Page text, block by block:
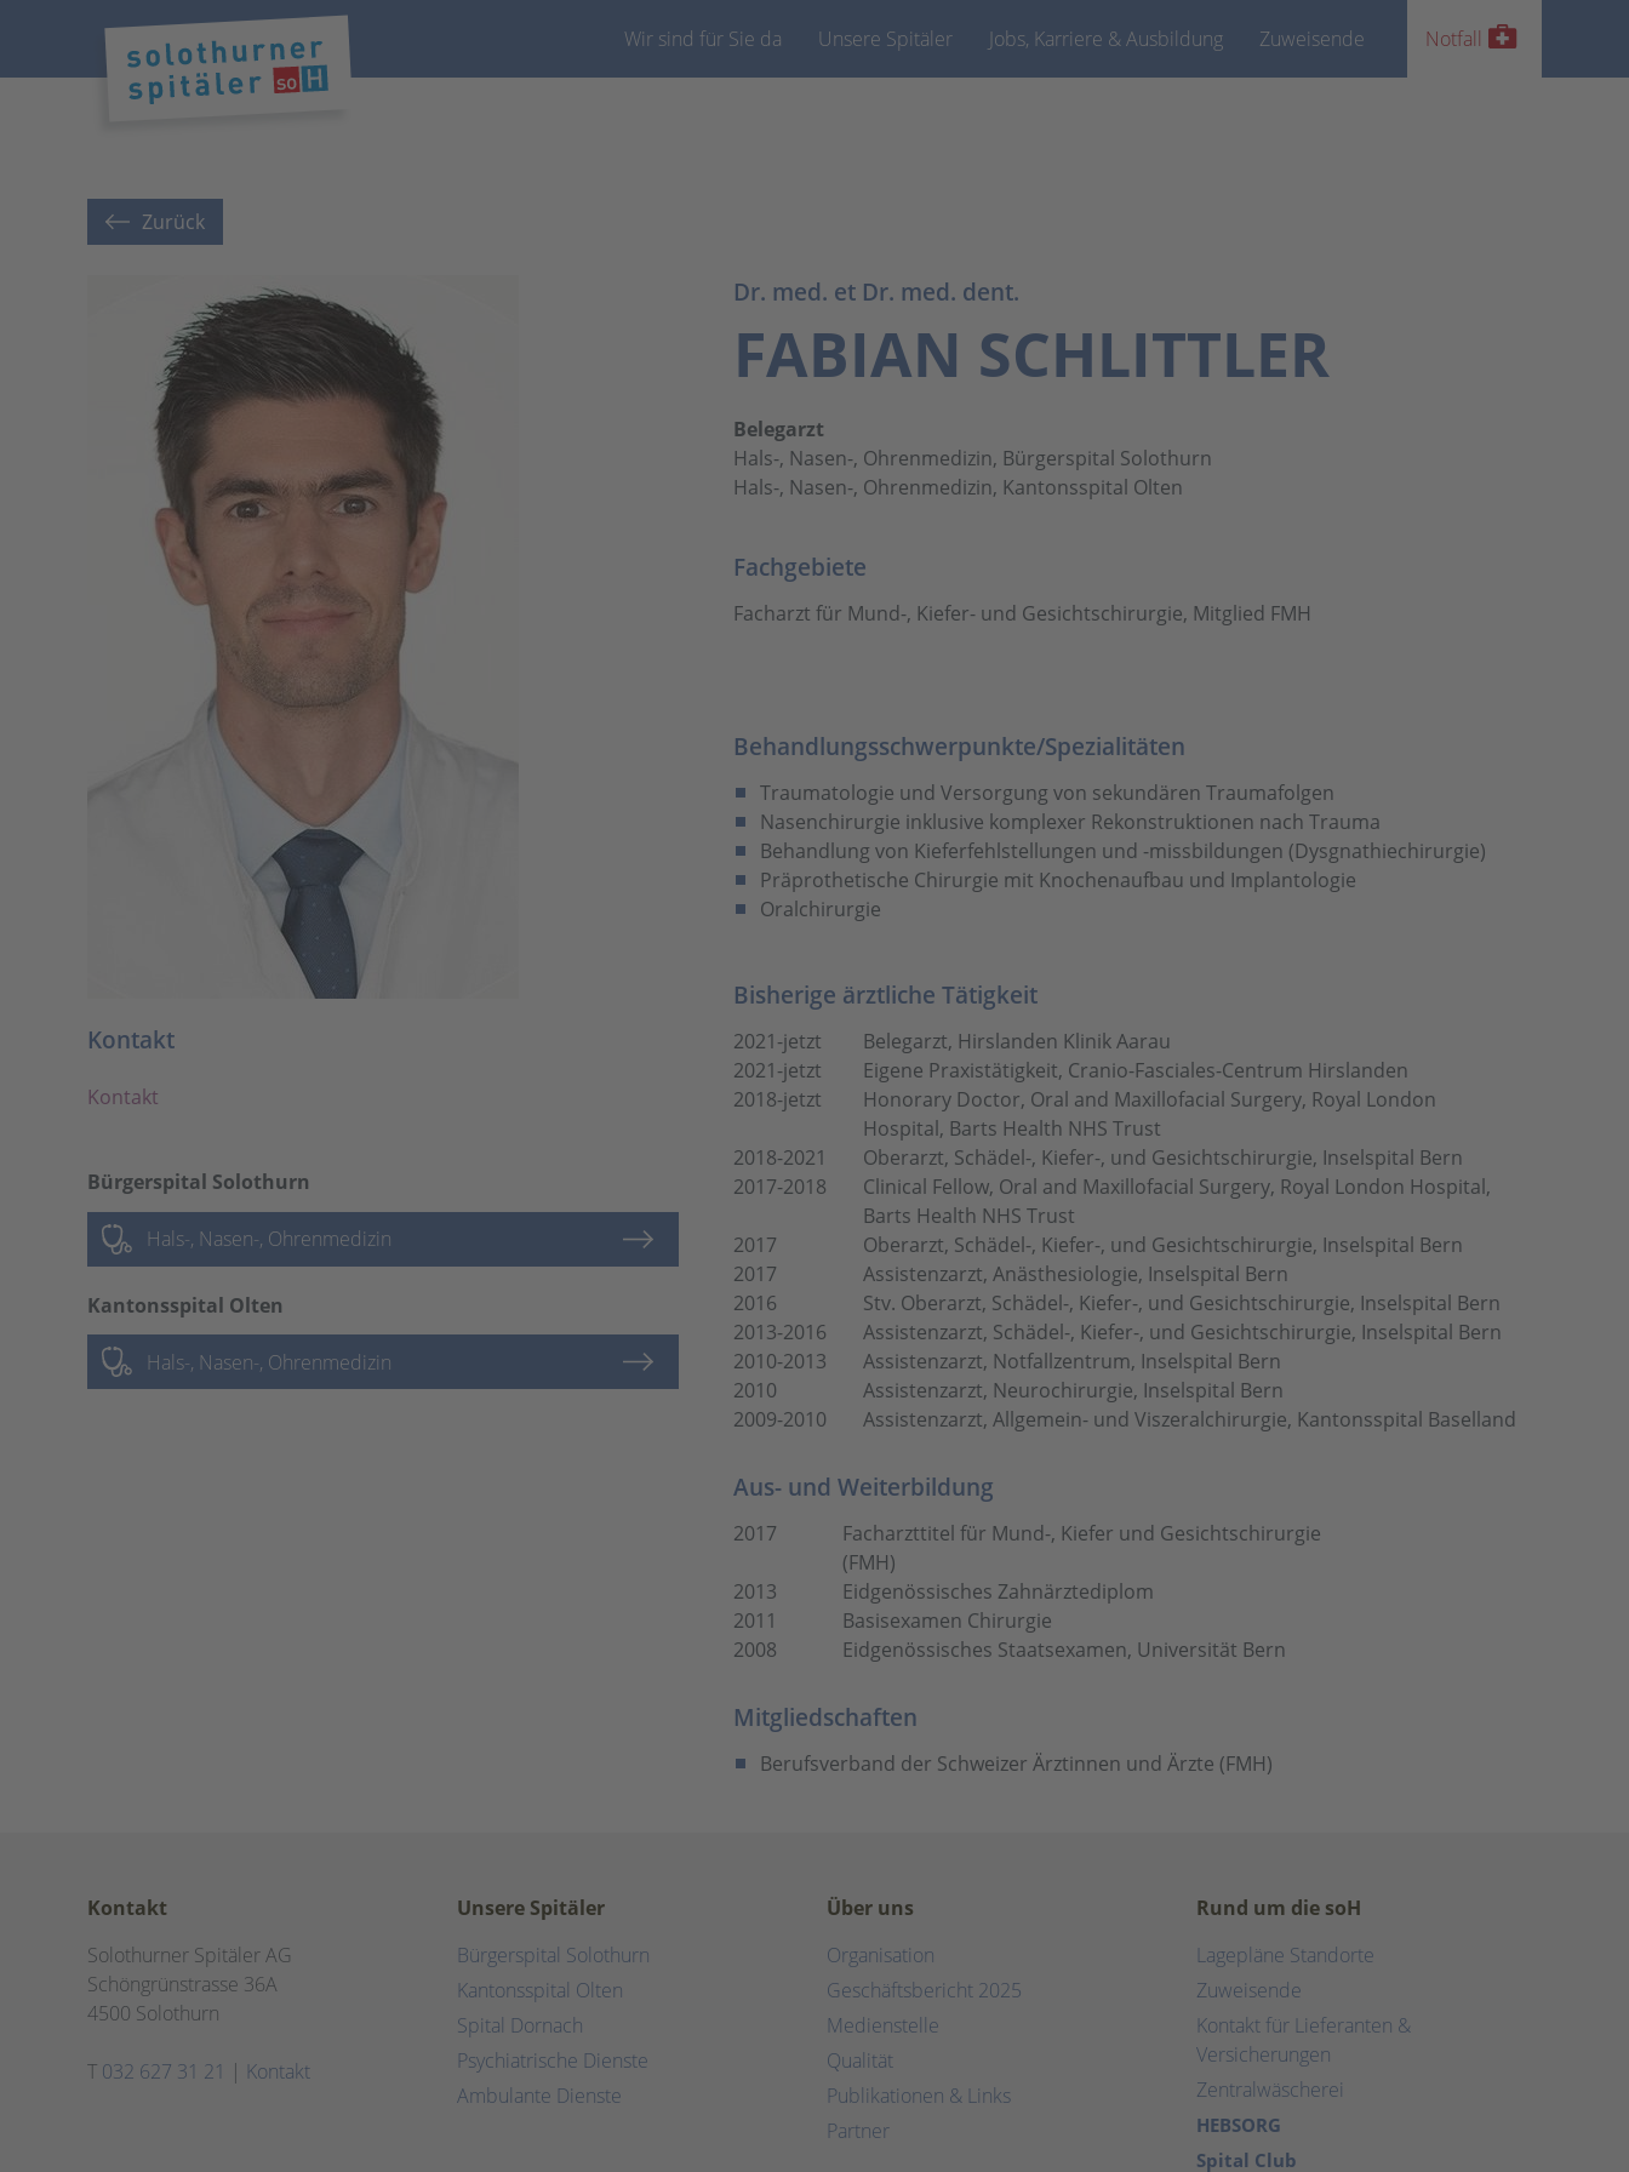
Wir sind für Sie da Unsere Spitäler Jobs, Karriere & Ausbildung Zuweisende Notfall
Zurück
Kontakt
Kontakt
Bürgerspital Solothurn
Hals-, Nasen-, Ohrenmedizin
Kantonsspital Olten
Hals-, Nasen-, Ohrenmedizin
Dr. med. et Dr. med. dent.
FABIAN SCHLITTLER
Belegarzt
Hals-, Nasen-, Ohrenmedizin, Bürgerspital Solothurn
Hals-, Nasen-, Ohrenmedizin, Kantonsspital Olten
Fachgebiete
Facharzt für Mund-, Kiefer- und Gesichtschirurgie, Mitglied FMH
Behandlungsschwerpunkte/Spezialitäten
Traumatologie und Versorgung von sekundären Traumafolgen
Nasenchirurgie inklusive komplexer Rekonstruktionen nach Trauma
Behandlung von Kieferfehlstellungen und -missbildungen (Dysgnathiechirurgie)
Präprothetische Chirurgie mit Knochenaufbau und Implantologie
Oralchirurgie
Bisherige ärztliche Tätigkeit
2021-jetzt
Belegarzt, Hirslanden Klinik Aarau
2021-jetzt
Eigene Praxistätigkeit, Cranio-Fasciales-Centrum Hirslanden
2018-jetzt
Honorary Doctor, Oral and Maxillofacial Surgery, Royal London
Hospital, Barts Health NHS Trust
2018-2021
Oberarzt, Schädel-, Kiefer-, und Gesichtschirurgie, Inselspital Bern
2017-2018
Clinical Fellow, Oral and Maxillofacial Surgery, Royal London Hospital,
Barts Health NHS Trust
2017
Oberarzt, Schädel-, Kiefer-, und Gesichtschirurgie, Inselspital Bern
2017
Assistenzarzt, Anästhesiologie, Inselspital Bern
2016
Stv. Oberarzt, Schädel-, Kiefer-, und Gesichtschirurgie, Inselspital Bern
2013-2016
Assistenzarzt, Schädel-, Kiefer-, und Gesichtschirurgie, Inselspital Bern
2010-2013
Assistenzarzt, Notfallzentrum, Inselspital Bern
2010
Assistenzarzt, Neurochirurgie, Inselspital Bern
2009-2010
Assistenzarzt, Allgemein- und Viszeralchirurgie, Kantonsspital Baselland
Aus- und Weiterbildung
2017
Facharzttitel für Mund-, Kiefer und Gesichtschirurgie
(FMH)
2013
Eidgenössisches Zahnärztediplom
2011
Basisexamen Chirurgie
2008
Eidgenössisches Staatsexamen, Universität Bern
Mitgliedschaften
Berufsverband der Schweizer Ärztinnen und Ärzte (FMH)
Kontakt
Solothurner Spitäler AG
Schöngrünstrasse 36A
4500 Solothurn
T 032 627 31 21 | Kontakt
Unsere Spitäler
Bürgerspital Solothurn
Kantonsspital Olten
Spital Dornach
Psychiatrische Dienste
Ambulante Dienste
Über uns
Organisation
Geschäftsbericht 2025
Medienstelle
Qualität
Publikationen & Links
Partner
Rund um die soH
Lagepläne Standorte
Zuweisende
Kontakt für Lieferanten &
Versicherungen
Zentralwäscherei
HEBSORG
Spital Club